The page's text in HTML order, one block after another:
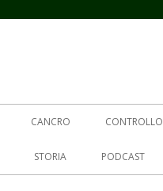
CANCRO CONTROLLO
STORIA PODCAST